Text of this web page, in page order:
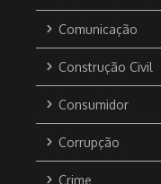
Comunicação
Construção Civil
Consumidor
Corrupção
Crime